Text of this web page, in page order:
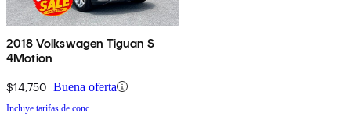
2018 Volkswagen Tiguan S
4Motion
$14,750 Buena oferta
Incluye tarifas de conc.